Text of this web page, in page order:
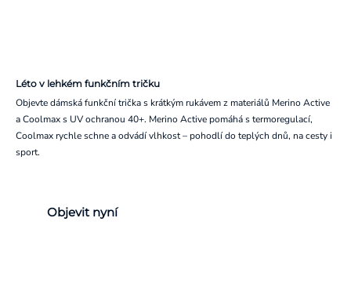
Léto v lehkém funkčním tričku
Objevte dámská funkční trička s krátkým rukávem z materiálů Merino Active
a Coolmax s UV ochranou 40+. Merino Active pomáhá s termoregulací,
Coolmax rychle schne a odvádí vlhkost – pohodlí do teplých dnů, na cesty i
sport.
Objevit nyní